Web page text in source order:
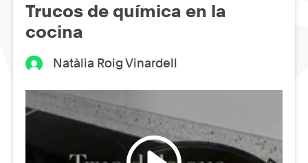
Trucos de química en la
cocina
Natàlia Roig Vinardell